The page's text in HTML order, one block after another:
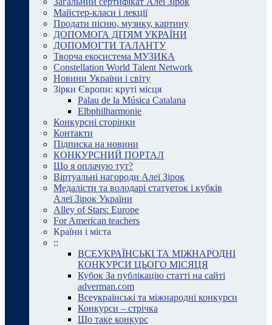
Майстер-класи і лекції
Продати пісню, музику, картину
ДОПОМОГА ДІТЯМ УКРАЇНИ
ДОПОМОГТИ ТАЛАНТУ
Творча екосистема МУЗИКА
Constellation World Talent Network
Новини України і світу
Зірки Європи: круті місця
Palau de la Música Catalana
Elbphilharmonie
Конкурсні сторінки
Контакти
Підписка на новини
КОНКУРСНИЙ ПОРТАЛ
Що я оплачую тут?
Віртуальні нагороди Алеї Зірок
Медалісти та володарі статуеток і кубків
Алеї Зірок України
Alley of Stars: Europe
For American teachers
Країни і міста
::
ВСЕУКРАЇНСЬКІ ТА МІЖНАРОДНІ
КОНКУРСИ ЦЬОГО МІСЯЦЯ
Кубок За публікацію статті на сайті
adverman.com
Всеукраїнські та міжнародні конкурси
Конкурси – стрічка
Що таке конкурс